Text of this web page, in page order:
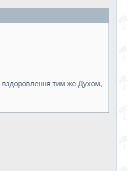
тим же Духом,